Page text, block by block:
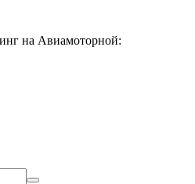
на Авиамоторной: